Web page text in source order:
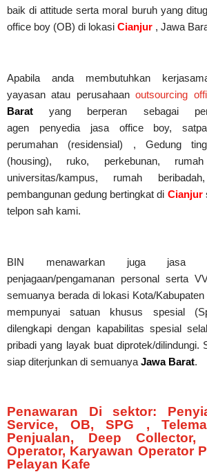
baik di attitude serta moral buruh yang
office boy (OB) di lokasi Cianjur , Jawa
Apabila anda membutuhkan
yayasan atau perusahaanoutsourcing
Barat yang berperan sebagai
agen penyedia jasa office boy,
perumahan (residensial) , Gedung
(housing), ruko, perkebunan,
universitas/kampus, rumah
pembangunan gedung bertingkat di Cianjur
telpon sah kami.
BIN menawarkan juga jasa
penjagaan/pengamanan personal serta
semuanya berada di lokasi Kota/
mempunyai satuan khusus spesial
dilengkapi dengan kapabilitas spesial
pribadi yang layak buat diprotek/dilindungi.
siap diterjunkan di semuanya Jawa Barat.
Penawaran Di sektor:
Service, OB, SPG ,
Penjualan, Deep
Operator, Karyawan Operator
Pelayan Kafe